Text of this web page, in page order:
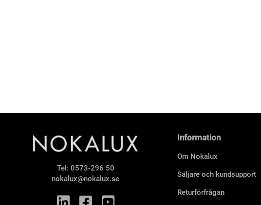
Tel: 0573-296 50
nokalux@nokalux.se
Information
Om Nokalux
Säljare och kundsupport
Returförfrågan